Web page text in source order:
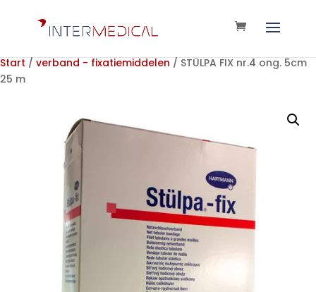
Start / verband - fixatiemiddelen / STÜLPA FIX nr.4 ong. 5cm
25 m